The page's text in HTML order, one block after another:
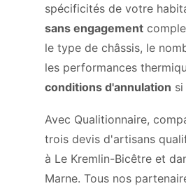
spécificités de votre
sans engagement
le type de châssis, le
les performances
conditions d'annulation si
Avec Qualitionnaire,
trois devis d'artisans
à Le Kremlin-Bicêtre et
Marne. Tous nos